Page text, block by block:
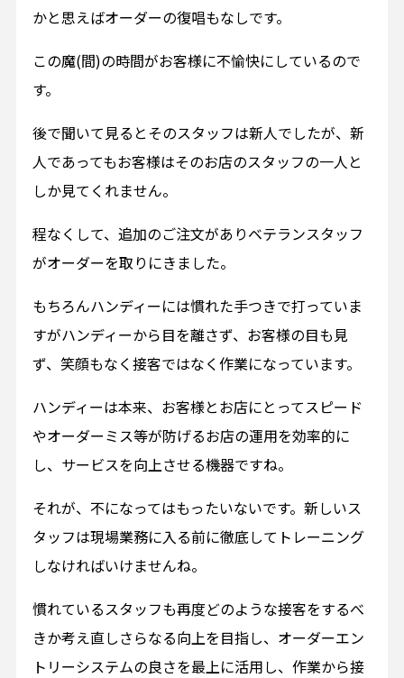
かと思えばオーダーの復唱もなしです。
この魔(間)の時間がお客様に不愉快にしているので
す。
後で聞いて見るとそのスタッフは新人でしたが、新
人であってもお客様はそのお店のスタッフの一人と
しか見てくれません。
程なくして、追加のご注文がありベテランスタッフ
がオーダーを取りにきました。
もちろんハンディーには慣れた手つきで打っていま
すがハンディーから目を離さず、お客様の目も見
ず、笑顔もなく接客ではなく作業になっています。
ハンディーは本来、お客様とお店にとってスピード
やオーダーミス等が防げるお店の運用を効率的に
し、サービスを向上させる機器ですね。
それが、不になってはもったいないです。新しいス
タッフは現場業務に入る前に徹底してトレーニング
しなければいけませんね。
慣れているスタッフも再度どのような接客をするべ
きか考え直しさらなる向上を目指し、オーダーエン
トリーシステムの良さを最上に活用し、作業から接